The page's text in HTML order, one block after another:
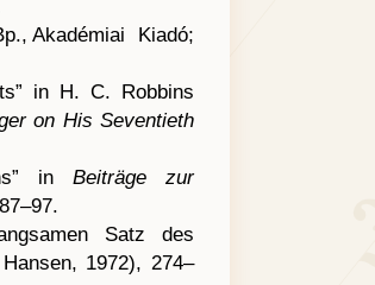
Akadémiai Kiadó;
in H. C. Robbins
on His Seventieth
in Beiträge zur
Satz des
1972), 274–